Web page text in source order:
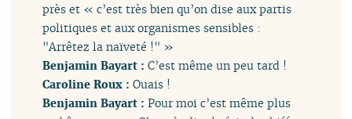
près et « c’est très bien qu’on dise aux partis
politiques et aux organismes sensibles :
"Arrêtez la naïveté !" »
Benjamin Bayart : C’est même un peu tard !
Caroline Roux : Ouais !
Benjamin Bayart : Pour moi c’est même plus